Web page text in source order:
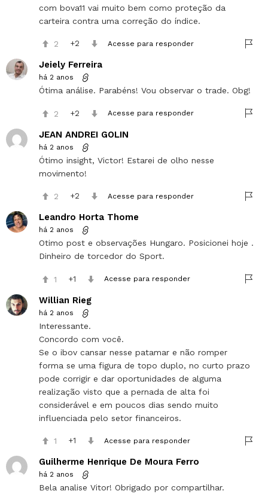
com bova11 vai muito bem como proteção da
carteira contra uma correção do índice.
2 2 Acesse para responder
Jeiely Ferreira
há 2 anos
Ótima análise. Parabéns! Vou observar o trade. Obg!
2 2 Acesse para responder
JEAN ANDREI GOLIN
há 2 anos
Ótimo insight, Victor! Estarei de olho nesse
movimento!
2 2 Acesse para responder
Leandro Horta Thome
há 2 anos
Otimo post e observações Hungaro. Posicionei hoje .
Dinheiro de torcedor do Sport.
1 1 Acesse para responder
Willian Rieg
há 2 anos
Interessante.
Concordo com você.
Se o ibov cansar nesse patamar e não romper
forma se uma figura de topo duplo, no curto prazo
pode corrigir e dar oportunidades de alguma
realização visto que a pernada de alta foi
considerável e em poucos dias sendo muito
influenciada pelo setor financeiros.
1 1 Acesse para responder
Guilherme Henrique De Moura Ferro
há 2 anos
Bela analise Vitor! Obrigado por compartilhar.